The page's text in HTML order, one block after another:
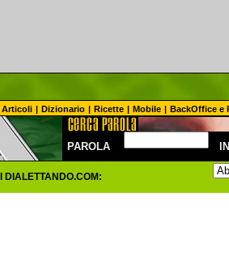
Articoli | Dizionario | Ricette | Mobile | BackOffice e
PAROLA IN
DIALETTANDO.COM: